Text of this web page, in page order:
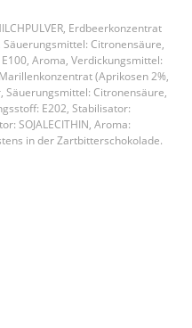
Erdbeerkonzentrat
Citronensäure,
Aroma, Verdickungsmittel:
(Aprikosen 2%,
Säuerungsmittel: Citronensäure,
E202, Stabilisator:
SOJALECITHIN, Aroma:
in der Zartbitterschokolade.